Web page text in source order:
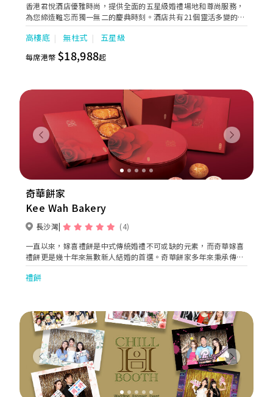
香港君悅酒店優雅時尚，提供全面的五星級婚禮場地和尊尚服務，
為您締造難忘而獨一無二的慶典時刻。酒店共有21個靈活多變的活
動場地，最多可容納高達888位客人。 我們經驗豐富且細心周到的
婚宴團隊，致力為每對新人提供貼心周全的個人化服務，從場地規
劃到流程安排，均一絲不苟。無論是氣派華麗的盛大婚宴，還是溫
馨親密的聚會，皆能細緻呈現。香港君悅酒店亦精心準備婚禮禮
不同規模的婚禮設計優雅華麗的花卉佈置。
高樓底 無柱式 五星級
每席港幣 $18,988起
Previous Next
奇華餅家
Kee Wah Bakery
長沙灣
(4)
一直以來，嫁喜禮餅是中式傳統婚禮不可或缺的元素，而奇華嫁喜
禮餅更是幾十年來無數新人結婚的首選。奇華餅家多年來秉承傳統
手藝，用心製作優質嫁喜禮餅，見證每對愛侶最真摰動人的時刻。
作為傳統中式嫁喜禮餅的專家，奇華餅家設計出多款時尚體面的嫁
食，為新人及親友提供多重選擇。
禮餅
Previous Next